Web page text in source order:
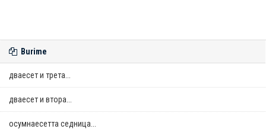
Burime
дваесет и трета...
дваесет и втора...
осумнaесетта седница...